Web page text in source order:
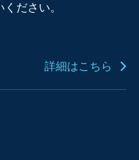
ださい。
詳細はこちら